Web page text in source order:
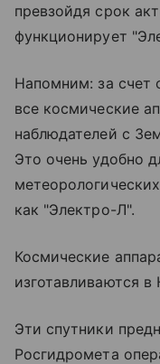
превзойдя срок
функционирует
Напомним: за счет
все космические
наблюдателей с
Это очень удобно
как "Электро-Л".
Космические
изготавливаются
Эти спутники
Росгидромета